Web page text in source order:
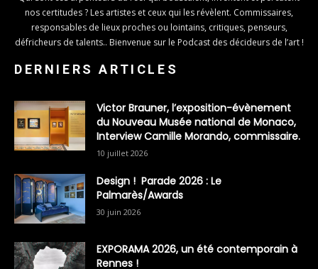
nos certitudes ? Les artistes et ceux qui les révèlent. Commissaires,
responsables de lieux proches ou lointains, critiques, penseurs,
défricheurs de talents.. Bienvenue sur le Podcast des décideurs de l’art !
DERNIERS ARTICLES
Victor Brauner, l’exposition-évènement
du Nouveau Musée national de Monaco,
Interview Camille Morando, commissaire.
10 juillet 2026
Design ! Parade 2026 : Le
Palmarès/Awards
30 juin 2026
EXPORAMA 2026, un été contemporain à
Rennes !